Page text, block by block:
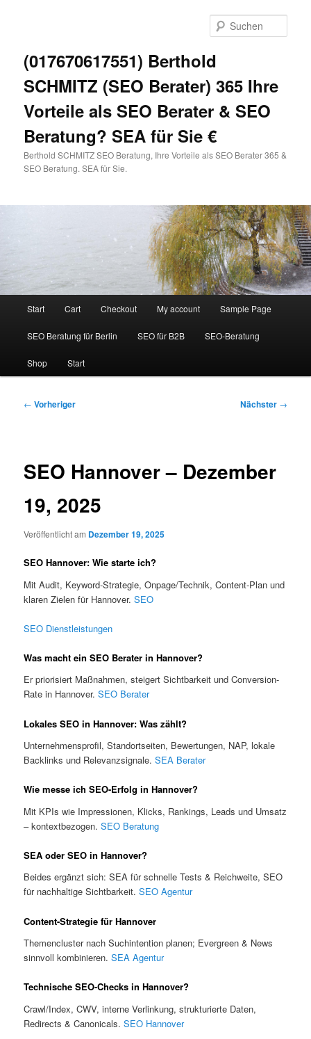
(017670617551) Berthold
SCHMITZ (SEO Berater) 365 Ihre
Vorteile als SEO Berater & SEO
Beratung? SEA für Sie €
Berthold SCHMITZ SEO Beratung, Ihre Vorteile als SEO Berater 365 &
SEO Beratung. SEA für Sie.
Start Cart Checkout My account Sample Page
SEO Beratung für Berlin SEO für B2B SEO-Beratung
Shop Start
Beitragsnavigation
← Vorheriger Nächster →
SEO Hannover – Dezember
19, 2025
Veröffentlicht am Dezember 19, 2025
SEO Hannover: Wie starte ich?
Mit Audit, Keyword-Strategie, Onpage/Technik, Content-Plan und
klaren Zielen für Hannover.SEO
SEO Dienstleistungen
Was macht ein SEO Berater in Hannover?
Er priorisiert Maßnahmen, steigert Sichtbarkeit und Conversion-
Rate in Hannover.SEO Berater
Lokales SEO in Hannover: Was zählt?
Unternehmensprofil, Standortseiten, Bewertungen, NAP, lokale
Backlinks und Relevanzsignale.SEA Berater
Wie messe ich SEO-Erfolg in Hannover?
Mit KPIs wie Impressionen, Klicks, Rankings, Leads und Umsatz
– kontextbezogen.SEO Beratung
SEA oder SEO in Hannover?
Beides ergänzt sich: SEA für schnelle Tests & Reichweite, SEO
für nachhaltige Sichtbarkeit.SEO Agentur
Content-Strategie für Hannover
Themencluster nach Suchintention planen; Evergreen & News
sinnvoll kombinieren.SEA Agentur
Technische SEO-Checks in Hannover?
Crawl/Index, CWV, interne Verlinkung, strukturierte Daten,
Redirects & Canonicals.SEO Hannover